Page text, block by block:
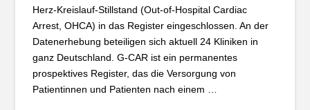
Herz-Kreislauf-Stillstand (Out-of-Hospital Cardiac
Arrest, OHCA) in das Register eingeschlossen. An der
Datenerhebung beteiligen sich aktuell 24 Kliniken in
ganz Deutschland. G-CAR ist ein permanentes
prospektives Register, das die Versorgung von
Patientinnen und Patienten nach einem …